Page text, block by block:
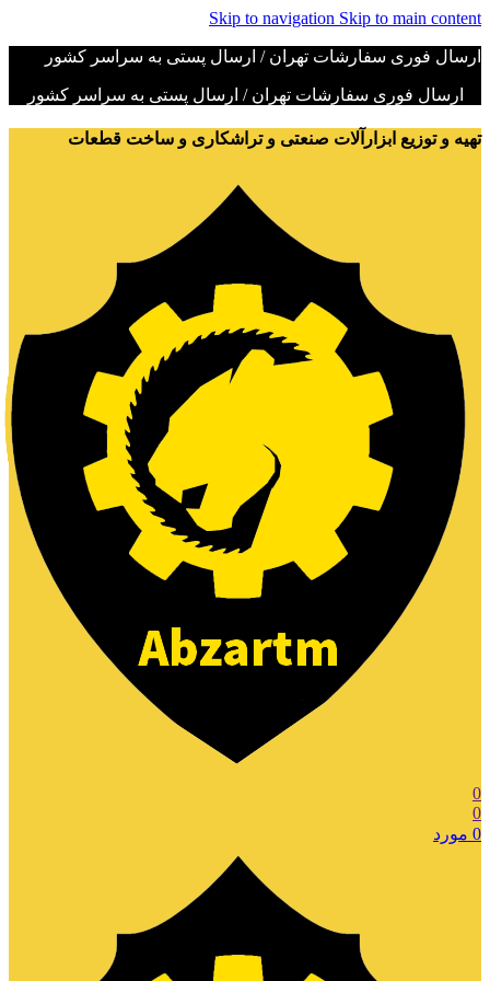
Skip to navigation Skip to main content
ارسال فوری سفارشات تهران / ارسال پستی به سراسر کشور
ارسال فوری سفارشات تهران / ارسال پستی به سراسر کشور
تهیه و توزیع ابزارآلات صنعتی و تراشکاری و ساخت قطعات
0
0
0 مورد